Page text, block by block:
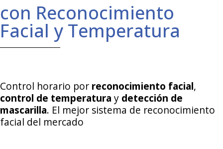
con Reconocimiento
Facial y Temperatura
Control horario por reconocimiento facial,
control de temperatura y detección de
mascarilla. El mejor sistema de reconocimiento
facial del mercado